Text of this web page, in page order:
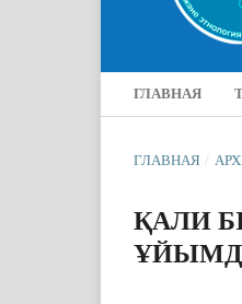
ГЛАВНАЯ
ГЛАВНАЯ /
ҚАЛИ